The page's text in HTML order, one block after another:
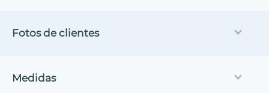
Fotos de clientes
Medidas